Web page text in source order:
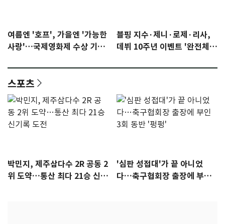
여름엔 '호프', 가을엔 '가능한
사랑'…국제영화제 수상 기대
블핑 지수·제니·로제·리사,
데뷔 10주년 이벤트 '완전체'
스포츠
박민지, 제주삼다수 2R 공동 2
위 도약…통산 최다 21승 신기
'심판 성접대'가 끝 아니었
다…축구협회장 출장에 부인